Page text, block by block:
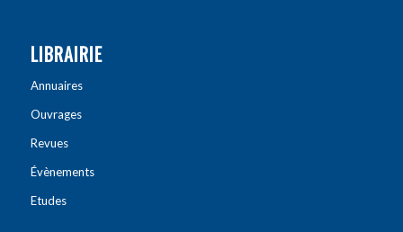
LIBRAIRIE
Annuaires
Ouvrages
Revues
Évènements
Etudes